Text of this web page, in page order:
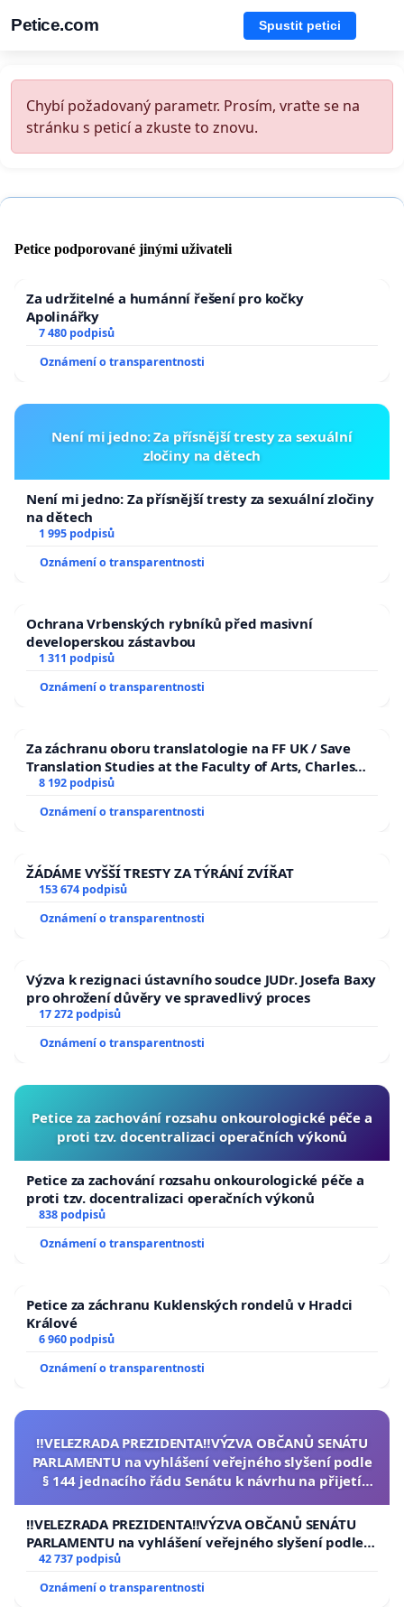
Petice.com Spustit petici
Chybí požadovaný parametr. Prosím, vraťte se na
stránku s peticí a zkuste to znovu.
Petice podporované jinými uživateli
Za udržitelné a humánní řešení pro kočky
Apolinářky
7 480 podpisů
Oznámení o transparentnosti
Není mi jedno: Za přísnější tresty za sexuální
zločiny na dětech
Není mi jedno: Za přísnější tresty za sexuální zločiny
na dětech
1 995 podpisů
Oznámení o transparentnosti
Ochrana Vrbenských rybníků před masivní
developerskou zástavbou
1 311 podpisů
Oznámení o transparentnosti
Za záchranu oboru translatologie na FF UK / Save
Translation Studies at the Faculty of Arts, Charles
University
8 192 podpisů
Oznámení o transparentnosti
ŽÁDÁME VYŠŠÍ TRESTY ZA TÝRÁNÍ ZVÍŘAT
153 674 podpisů
Oznámení o transparentnosti
Výzva k rezignaci ústavního soudce JUDr. Josefa Baxy
pro ohrožení důvěry ve spravedlivý proces
17 272 podpisů
Oznámení o transparentnosti
Petice za zachování rozsahu onkourologické péče a
proti tzv. docentralizaci operačních výkonů
Petice za zachování rozsahu onkourologické péče a
proti tzv. docentralizaci operačních výkonů
838 podpisů
Oznámení o transparentnosti
Petice za záchranu Kuklenských rondelů v Hradci
Králové
6 960 podpisů
Oznámení o transparentnosti
‼️VELEZRADA PREZIDENTA‼️VÝZVA OBČANŮ SENÁTU
PARLAMENTU na vyhlášení veřejného slyšení podle
§ 144 jednacího řádu Senátu k návrhu na přijetí
republiky
‼️VELEZRADA PREZIDENTA‼️VÝZVA OBČANŮ SENÁTU
PARLAMENTU na vyhlášení veřejného slyšení podle §
144 jednacího řádu Senátu k návrhu na přijetí
usnesení k podání ústavní žaloby na prezidenta
republiky
42 737 podpisů
Oznámení o transparentnosti